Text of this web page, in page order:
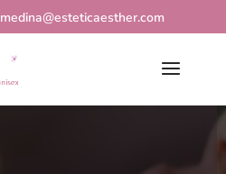
medina@esteticaesther.com